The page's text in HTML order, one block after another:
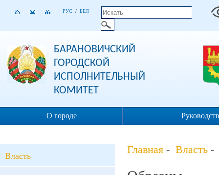
РУС / БЕЛ
БАРАНОВИЧСКИЙ
ГОРОДСКОЙ
ИСПОЛНИТЕЛЬНЫЙ
КОМИТЕТ
О городе
Власть
Главная - Власть